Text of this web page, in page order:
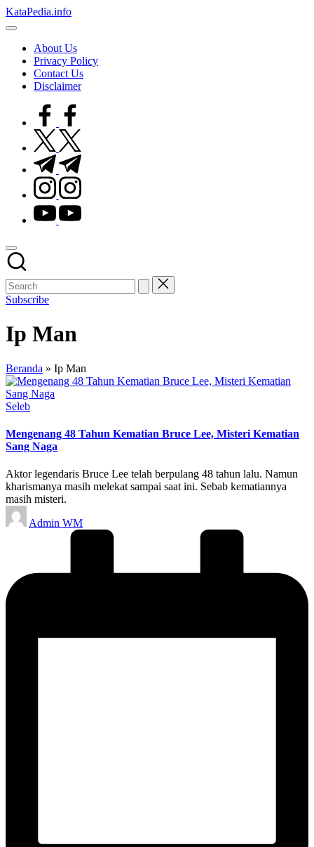
Skip
to
KataPedia.info
Berita
TerbaruAbout Us
Privacy Policy
Contact Us
Disclaimer
facebook.com
twitter.com
t.me
instagram.com
youtube.com
Subscribe
Ip Man
Beranda » Ip Man
Posted
Seleb
Mengenang 48 Tahun Kematian Bruce Lee, Misteri Kematian
Sang Naga
Aktor legendaris Bruce Lee telah berpulang 48 tahun lalu. Namun
kharismanya masih melekat sampai saat ini. Sebab kematiannya
masih misteri.
Posted
by
Admin WM